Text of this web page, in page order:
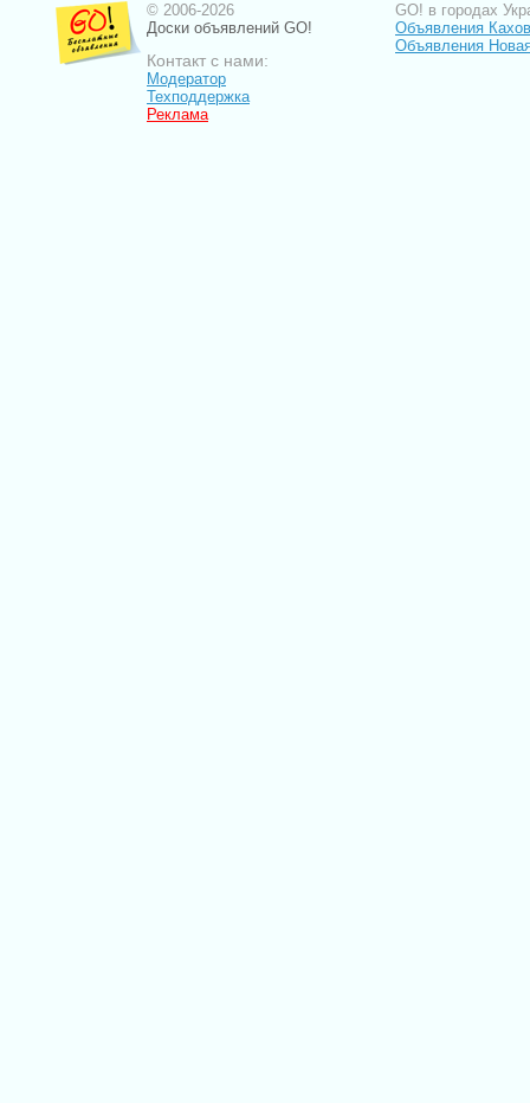
© 2006-2026
Доски объявлений GO!
Контакт с нами:
Модератор
Техподдержка
Реклама
GO! в городах
Объявления
Объявления